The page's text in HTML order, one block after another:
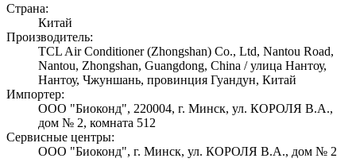
Страна:
Китай
Производитель:
TCL Air Conditioner (Zhongshan) Co., Ltd, Nantou Road,
Nantou, Zhongshan, Guangdong, China / улица Нантоу,
Нантоу, Чжуншань, провинция Гуандун, Китай
Импортер:
ООО "Биоконд", 220004, г. Минск, ул. КОРОЛЯ В.А.,
дом № 2, комната 512
Сервисные центры:
ООО "Биоконд", г. Минск, ул. КОРОЛЯ В.А., дом № 2